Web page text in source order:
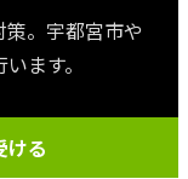
。宇都宮市や
ます。
ける